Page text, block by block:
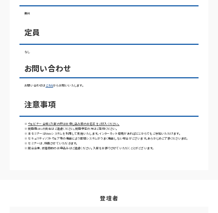
無料
定員
なし
お問い合わせ
お問い合わせは こちらからお願いいたします。
注意事項
※ ウェビナー会場ご入室の際はお申し込み時のお名前をご記入ください。
※ 視聴用URLの共有はご遠慮ください。視聴予定の方はご登録ください。
※ 本セミナーはWebシステムを利用して実施いたします。インターネット環境があればどこからでもご参加いただけます。
※ セキュリティソフトウェア等の機能により配信システムがうまく機能しない場合がございます。あらかじめご了承くださいませ。
※ セミナーは、録画させていただきます。
※ 競合企業、妨害目的のお申込みはご遠慮ください。入室をお断りさせていただくことがございます。
登壇者